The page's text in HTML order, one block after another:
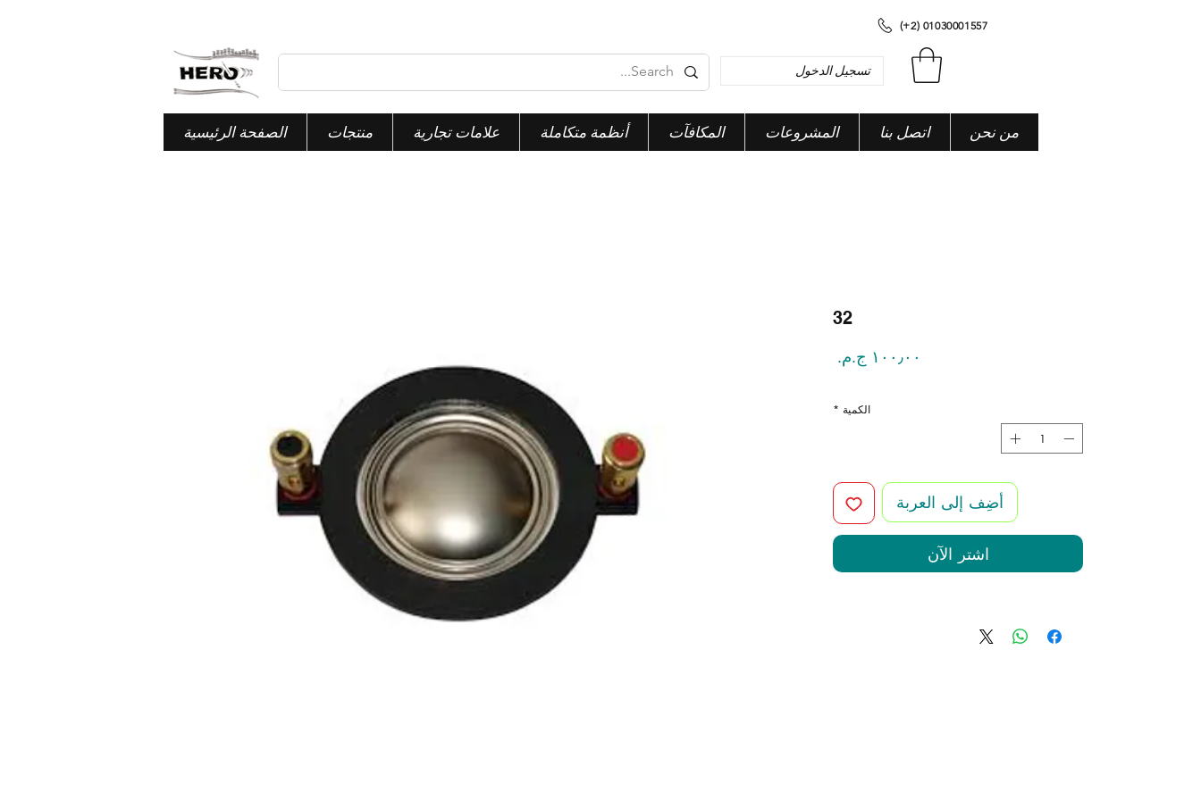
الصفحة الرئيسية منتجات علامات تجارية أنظمة متكاملة المكافآت المشروعات اتصل بنا من نحن
تسجيل الدخول
(+2) 01030001557
32
الكمية *
أضِف إلى العربة
اشترِ الآن